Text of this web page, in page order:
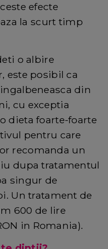
efecte
la scurt timp
o albire
este posibil ca
din
cu exceptia
dieta foarte-foarte
pentru care
recomanda un
dupa tratamentul
singur de
Un tratament de
600 de lire
in Romania).